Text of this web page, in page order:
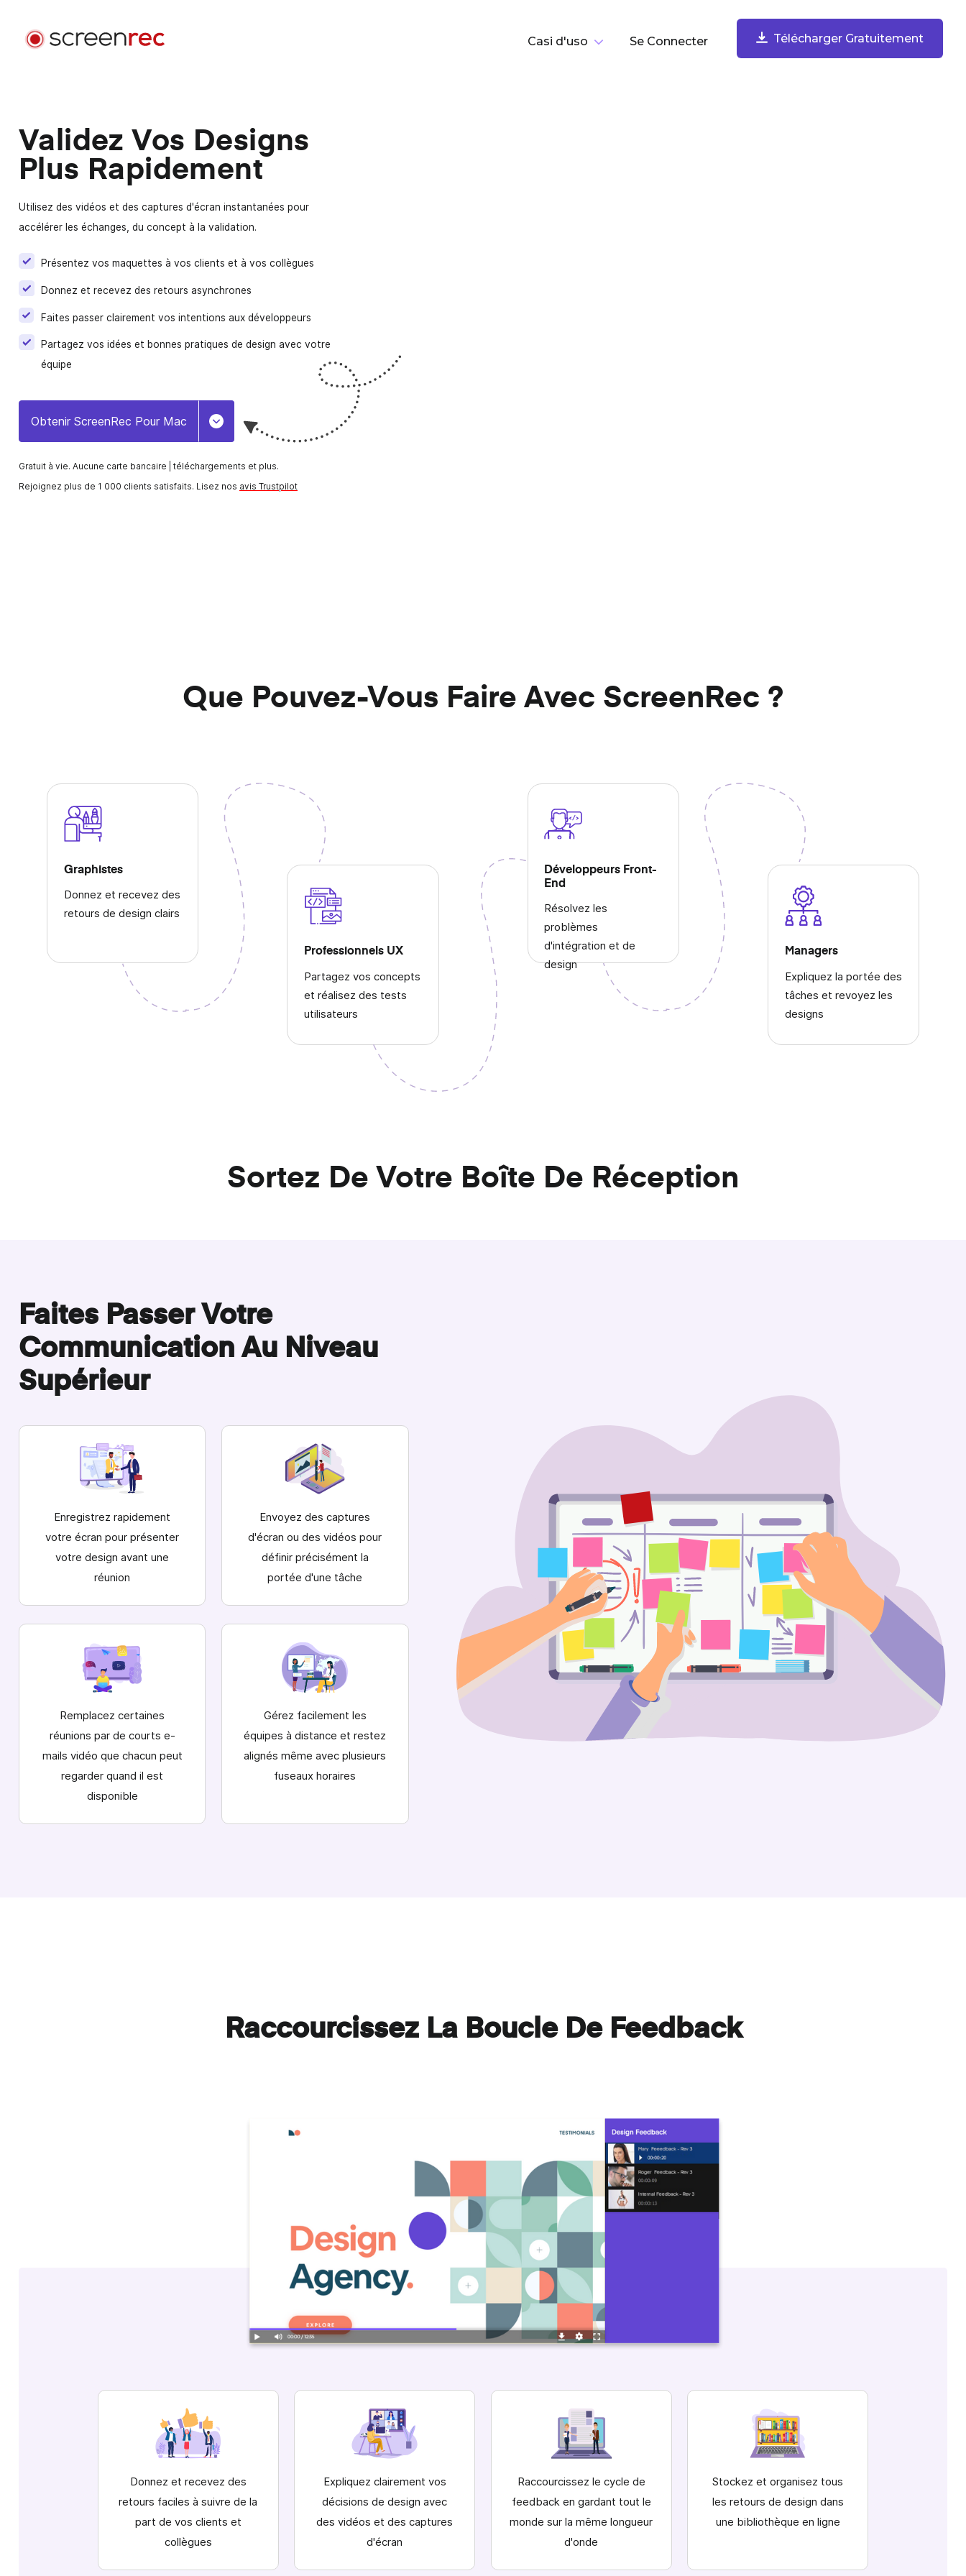
Casi d'uso Se Connecter Télécharger Gratuitement
Se Connecter
Développement Logiciel
Envoyez des e-mails vidéo, réduisez les réunions et
restez concentré pendant le codage.
Support Client
Envoyez des messages vidéo personnalisés et
Design
communication client.
Créez et partagez rapidement des vidéos de formation
Travail À Distance
Restez connecté, partagez les nouveautés et
Validez Vos Designs
Plus Rapidement
Utilisez des vidéos et des captures d'écran instantanées pour
accélérer les échanges, du concept à la validation.
Présentez vos maquettes à vos clients et à vos collègues
Donnez et recevez desretours asynchrones
Faites passer clairement vos intentions aux développeurs
Partagez vos idées et bonnes pratiques de design avec votre
équipe
Obtenir ScreenRec Pour Mac
Toggle Dropdown
Gratuit à vie. Aucune carte bancaire | téléchargements et plus.
Rejoignez plus de 1 000 clients satisfaits. Lisez nos avis Trustpilot
Que Pouvez-Vous Faire Avec ScreenRec ?
Graphistes
Donnez et recevez des
retours de design clairs
Professionnels UX
Partagez vos concepts
et réalisez des tests
utilisateurs
Développeurs Front-
End
Résolvez les
problèmes
d'intégration et de
design
Managers
Expliquez la portée des
tâches et revoyez les
designs
Sortez De Votre Boîte De Réception
Faites Passer Votre
Communication Au Niveau
Supérieur
Enregistrez rapidement
votre écran pour présenter
votre design avant une
réunion
Envoyez des captures
d'écran ou des vidéos pour
définir précisément la
portée d'une tâche
Remplacez certaines
réunions par de courts e-
mails vidéo que chacun peut
regarder quand il est
disponible
Gérez facilement les
équipes à distance et restez
alignés même avec plusieurs
fuseaux horaires
Raccourcissez La Boucle De Feedback
Donnez et recevez des
retours faciles à suivre de la
part de vos clients et
collègues
Expliquez clairement vos
décisions de design avec
des vidéos et des captures
d'écran
Raccourcissez le cycle de
feedback en gardant tout le
monde sur la même longueur
d'onde
Stockez et organisez tous
les retours de design dans
une bibliothèque en ligne